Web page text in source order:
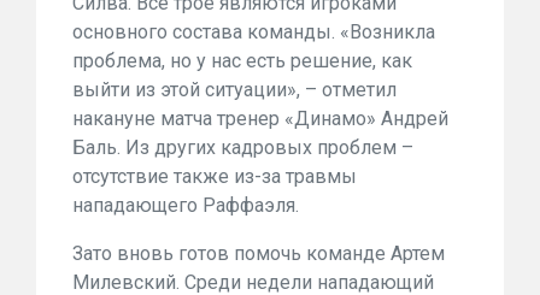
основного состава команды. «Возникла
проблема, но у нас есть решение, как
выйти из этой ситуации», – отметил
накануне матча тренер «Динамо» Андрей
Баль. Из других кадровых проблем –
отсутствие также из-за травмы
нападающего Раффаэля.
Зато вновь готов помочь команде Артем
Милевский. Среди недели нападающий